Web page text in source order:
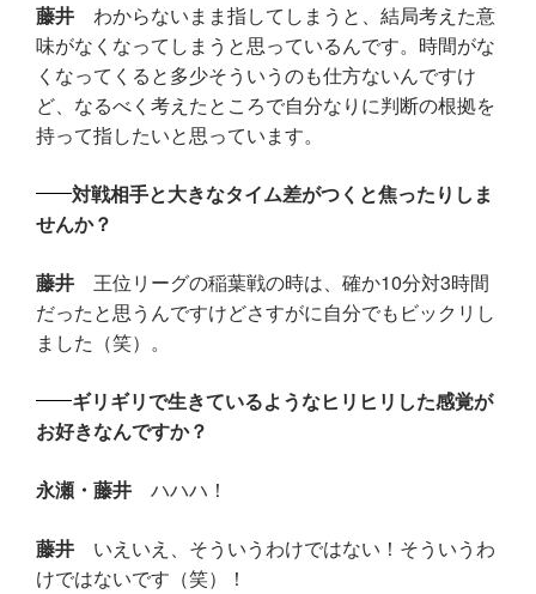
藤井 わからないまま指してしまうと、結局考えた意
味がなくなってしまうと思っているんです。時間がな
くなってくると多少そういうのも仕方ないんですけ
ど、なるべく考えたところで自分なりに判断の根拠を
持って指したいと思っています。
対戦相手と大きなタイム差がつくと焦ったりしま
せんか？
藤井 王位リーグの稲葉戦の時は、確か10分対3時間
だったと思うんですけどさすがに自分でもビックリし
ました（笑）。
ギリギリで生きているようなヒリヒリした感覚が
お好きなんですか？
永瀬・藤井 ハハハ！
藤井 いえいえ、そういうわけではない！そういうわ
けではないです（笑）！